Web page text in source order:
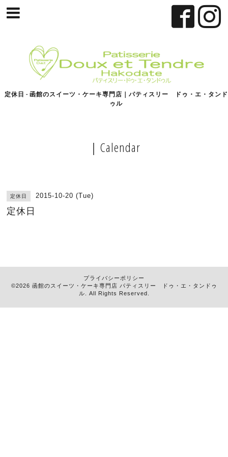
定休日 - 函館のスイーツ・ケーキ専門店｜パティスリー ドゥ・エ・タンド
ゥル
｜Calendar
定休日 2015-10-20 (Tue)
定休日
プライバシーポリシー
©2026 函館のスイーツ・ケーキ専門店 パティスリー ドゥ・エ・タンドゥ
ル . All Rights Reserved.